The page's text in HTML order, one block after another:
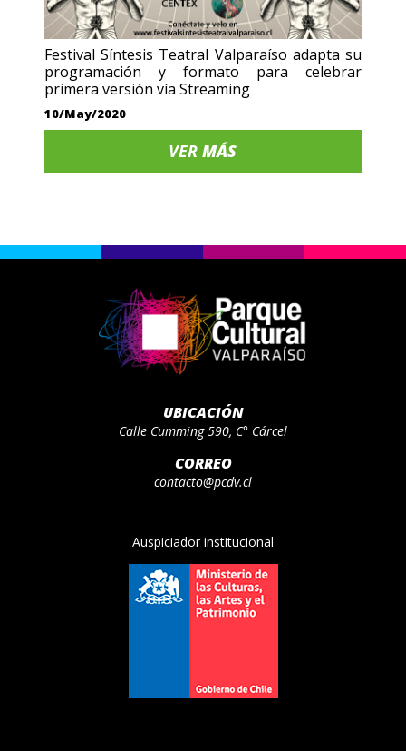
Festival Síntesis Teatral Valparaíso adapta su
programación y formato para celebrar
primera versión vía Streaming
10/May/2020
VERMÁS
UBICACIÓN
Calle Cumming 590, C° Cárcel
CORREO
contacto@pcdv.cl
Auspiciador institucional